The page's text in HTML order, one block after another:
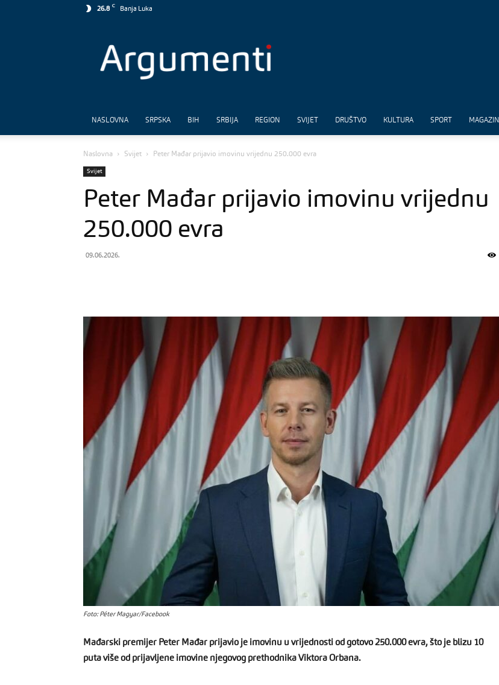
26.8
C
Banja Luka
NASLOVNA SRPSKA BIH SRBIJA REGION SVIJET DRUŠTVO KULTURA SPORT MAGAZIN
Naslovna Svijet Peter Mađar prijavio imovinu vrijednu 250.000 evra
Svijet
Peter Mađar prijavio imovinu vrijednu
250.000 evra
09.06.2026.
Foto: Péter Magyar/Facebook
Mađarski premijer Peter Mađar prijavio je imovinu u vrijednosti od gotovo 250.000 evra, što je blizu 10
puta više od prijavljene imovine njegovog prethodnika Viktora Orbana.